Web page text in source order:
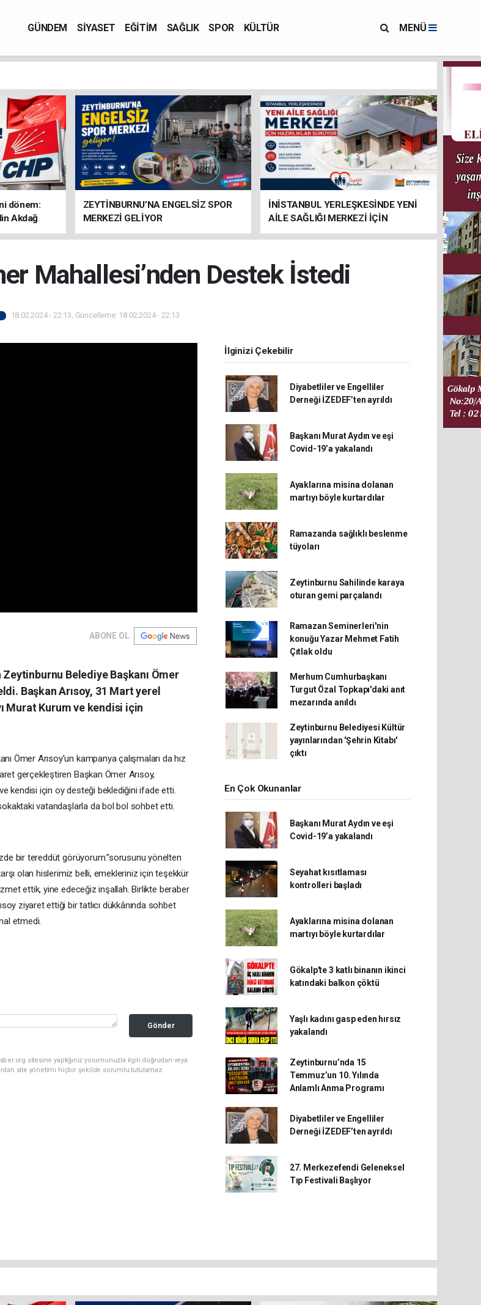
GÜNDEM SİYASET EĞİTİM SAĞLIK SPOR KÜLTÜR MENÜ
dönem:
Akdağ
ZEYTİNBURNU’NA ENGELSİZ SPOR
MERKEZİ GELİYOR
İNİSTANBUL YERLEŞKESİNDE YENİ
AİLE SAĞLIĞI MERKEZİ İÇİN
HAZIRLIKLAR SÜRÜYOR
Mahallesi’nden Destek İstedi
18.02.2024 - 22:13, Güncelleme: 18.02.2024 - 22:13
ABONE OL
Belediye Başkanı Ömer
Başkan Arısoy, 31 Mart yerel
Murat Kurum ve kendisi için
Ömer Arısoy’un kampanya çalışmaları da hız
gerçekleştiren Başkan Ömer Arısoy,
kendisi için oy desteği beklediğini ifade etti.
vatandaşlarla da bol bol sohbet etti.
bir tereddüt görüyorum.”sorusunu yönelten
olan hislerimiz belli, emekleriniz için teşekkür
ettik, yine edeceğiz inşallah. Birlikte beraber
ziyaret ettiği bir tatlıcı dükkânında sohbet
etmedi.
Gönder
sitesine yaptığınız yorumunuzla ilgili doğrudan veya
site yönetimi hiçbir şekilde sorumlu tutulamaz.
İlginizi Çekebilir
Diyabetliler ve Engelliler
Derneği İZEDEF’ten ayrıldı
Başkanı Murat Aydın ve eşi
Covid-19’a yakalandı
Ayaklarına misina dolanan
martıyı böyle kurtardılar
Ramazanda sağlıklı beslenme
tüyoları
Zeytinburnu Sahilinde karaya
oturan gemi parçalandı
Ramazan Seminerleri'nin
konuğu Yazar Mehmet Fatih
Çıtlak oldu
Merhum Cumhurbaşkanı
Turgut Özal Topkapı'daki anıt
mezarında anıldı
Zeytinburnu Belediyesi Kültür
yayınlarından 'Şehrin Kitabı'
çıktı
En Çok Okunanlar
Başkanı Murat Aydın ve eşi
Covid-19’a yakalandı
Seyahat kısıtlaması
kontrolleri başladı
Ayaklarına misina dolanan
martıyı böyle kurtardılar
Gökalp'te 3 katlı binanın ikinci
katındaki balkon çöktü
Yaşlı kadını gasp eden hırsız
yakalandı
Zeytinburnu’nda 15
Temmuz’un 10. Yılında
Anlamlı Anma Programı
Diyabetliler ve Engelliler
Derneği İZEDEF’ten ayrıldı
27. Merkezefendi Geleneksel
Tıp Festivali Başlıyor